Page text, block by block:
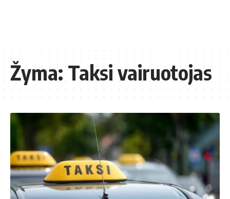
Žyma:Taksi vairuotojas